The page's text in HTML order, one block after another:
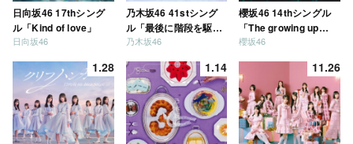
日向坂46 17thシング
ル「Kind of love」
日向坂46
乃木坂46 41stシング
ル「最後に階段を駆け
上がったのはいつ
乃木坂46
櫻坂46 14thシングル
「The growing up
train」
櫻坂46
1.28 1.14 11.26